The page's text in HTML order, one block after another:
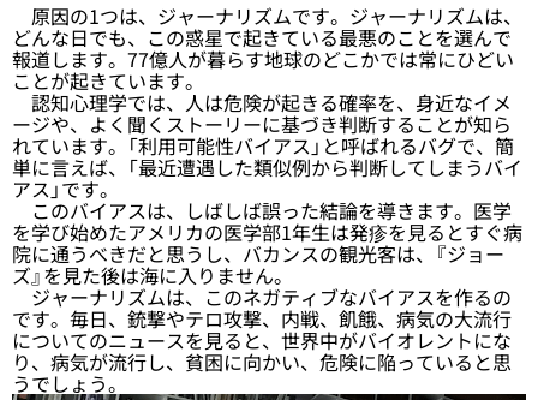
原因の1つは、ジャーナリズムです。ジャーナリズムは、
どんな日でも、この惑星で起きている最悪のことを選んで
報道します。77億人が暮らす地球のどこかでは常にひどい
ことが起きています。
認知心理学では、人は危険が起きる確率を、身近なイメ
ージや、よく聞くストーリーに基づき判断することが知ら
れています。「利用可能性バイアス」と呼ばれるバグで、簡
単に言えば、「最近遭遇した類似例から判断してしまうバイ
アス」です。
このバイアスは、しばしば誤った結論を導きます。医学
を学び始めたアメリカの医学部1年生は発疹を見るとすぐ病
院に通うべきだと思うし、バカンスの観光客は、『ジョー
ズ』を見た後は海に入りません。
ジャーナリズムは、このネガティブなバイアスを作るの
です。毎日、銃撃やテロ攻撃、内戦、飢餓、病気の大流行
についてのニュースを見ると、世界中がバイオレントにな
り、病気が流行し、貧困に向かい、危険に陥っていると思
うでしょう。